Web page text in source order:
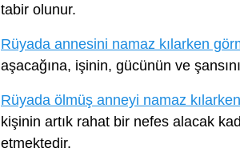
tabir olunur.
Rüyada annesini namaz kılarken
aşacağına, işinin, gücünün ve
Rüyada ölmüş anneyi namaz
kişinin artık rahat bir nefes alacak
etmektedir.